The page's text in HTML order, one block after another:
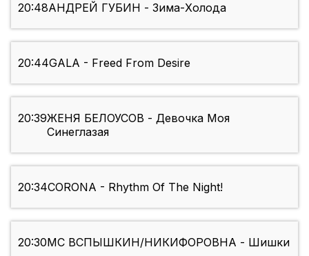
20:48АНДРЕЙ ГУБИН - Зима-Холода
20:44GALA - Freed From Desire
20:39ЖЕНЯ БЕЛОУСОВ - Девочка Моя
Синеглазая
20:34CORONA - Rhythm Of The Night!
20:30МС ВСПЫШКИН/НИКИФОРОВНА - Шишки